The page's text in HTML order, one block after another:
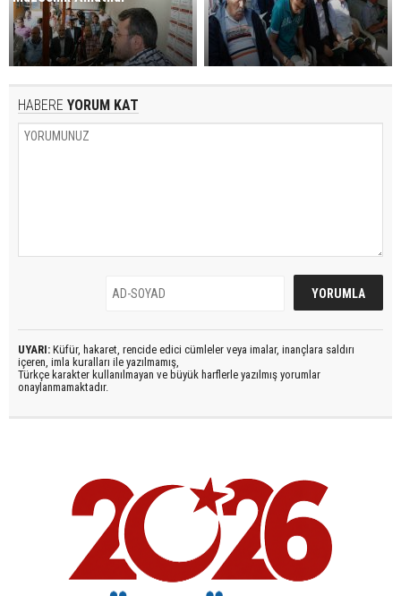
HABERE YORUM KAT
UYARI: Küfür, hakaret, rencide edici cümleler veya imalar, inançlara saldırı
içeren, imla kuralları ile yazılmamış,
Türkçe karakter kullanılmayan ve büyük harflerle yazılmış yorumlar
onaylanmamaktadır.